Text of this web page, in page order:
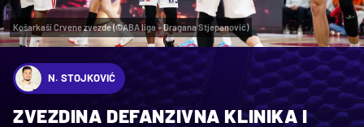
Košarkaši Crvene zvezde (©ABA liga – Dragana Stjepanović)
N. STOJKOVIĆ
ZVEZDINA DEFANZIVNA KLINIKA I